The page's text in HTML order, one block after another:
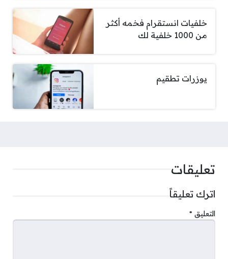
خلفيات انستقرام فخمه أكثر
من 1000 خلفية لك
يوزرات تطقيم
تعليقات
اترك تعليقاً
التعليق *